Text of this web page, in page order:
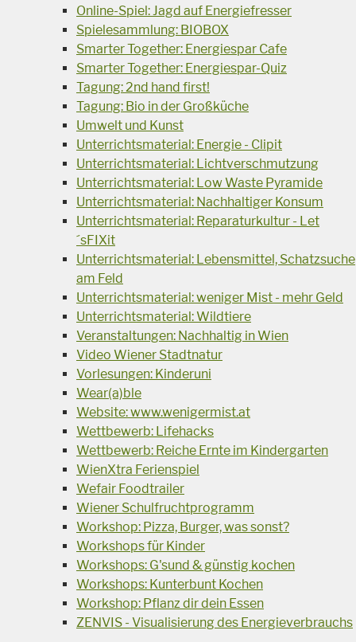
Online-Spiel: Jagd auf Energiefresser
Spielesammlung: BIOBOX
Smarter Together: Energiespar Cafe
Smarter Together: Energiespar-Quiz
Tagung: 2nd hand first!
Tagung: Bio in der Großküche
Umwelt und Kunst
Unterrichtsmaterial: Energie - Clipit
Unterrichtsmaterial: Lichtverschmutzung
Unterrichtsmaterial: Low Waste Pyramide
Unterrichtsmaterial: Nachhaltiger Konsum
Unterrichtsmaterial: Reparaturkultur - Let
´sFIXit
Unterrichtsmaterial: Lebensmittel, Schatzsuche
am Feld
Unterrichtsmaterial: weniger Mist - mehr Geld
Unterrichtsmaterial: Wildtiere
Veranstaltungen: Nachhaltig in Wien
Video Wiener Stadtnatur
Vorlesungen: Kinderuni
Wear(a)ble
Website: www.wenigermist.at
Wettbewerb: Lifehacks
Wettbewerb: Reiche Ernte im Kindergarten
WienXtra Ferienspiel
Wefair Foodtrailer
Wiener Schulfruchtprogramm
Workshop: Pizza, Burger, was sonst?
Workshops für Kinder
Workshops: G'sund & günstig kochen
Workshops: Kunterbunt Kochen
Workshop: Pflanz dir dein Essen
ZENVIS - Visualisierung des Energieverbrauchs